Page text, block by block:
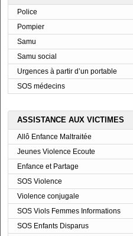
Police
Pompier
Samu
Samu social
Urgences à partir d’un portable
SOS médecins
ASSISTANCE AUX VICTIMES
Allô Enfance Maltraitée
Jeunes Violence Ecoute
Enfance et Partage
SOS Violence
Violence conjugale
SOS Viols Femmes Informations
SOS Enfants Disparus